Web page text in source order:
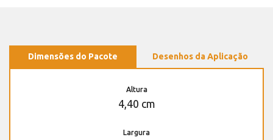
Dimensões do Pacote Desenhos da Aplicação
Altura
4,40 cm
Largura